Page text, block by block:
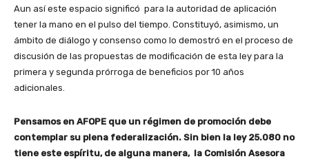
Aun así este espacio significó para la autoridad de aplicación
tener la mano en el pulso del tiempo. Constituyó, asimismo, un
ámbito de diálogo y consenso como lo demostró en el proceso de
discusión de las propuestas de modificación de esta ley para la
primera y segunda prórroga de beneficios por 10 años
adicionales.
Pensamos en AFOPE que un régimen de promoción debe
contemplar su plena federalización. Sin bien la ley 25.080 no
tiene este espíritu, de alguna manera, la Comisión Asesora